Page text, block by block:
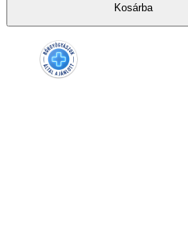
Kosárba